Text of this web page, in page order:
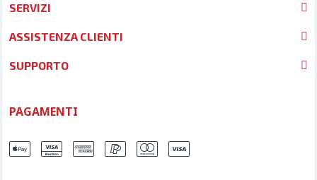
SERVIZI
ASSISTENZA CLIENTI
SUPPORTO
PAGAMENTI